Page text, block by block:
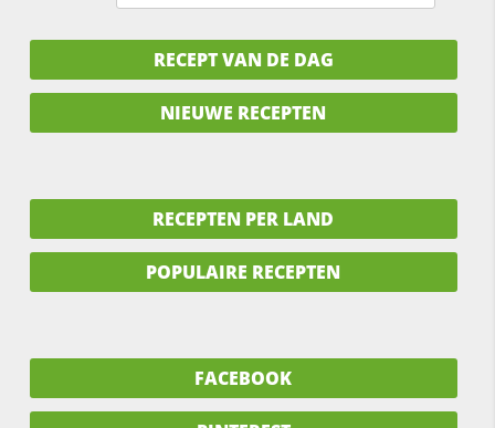
RECEPT VAN DE DAG
NIEUWE RECEPTEN
RECEPTEN PER LAND
POPULAIRE RECEPTEN
FACEBOOK